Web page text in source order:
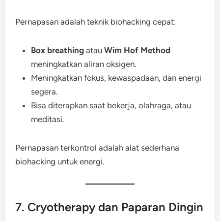
Pernapasan adalah teknik biohacking cepat:
Box breathing atauWim Hof Method
meningkatkan aliran oksigen.
Meningkatkan fokus, kewaspadaan, dan energi
segera.
Bisa diterapkan saat bekerja, olahraga, atau
meditasi.
Pernapasan terkontrol adalah alat sederhana
biohacking untuk energi.
7. Cryotherapy dan Paparan Dingin